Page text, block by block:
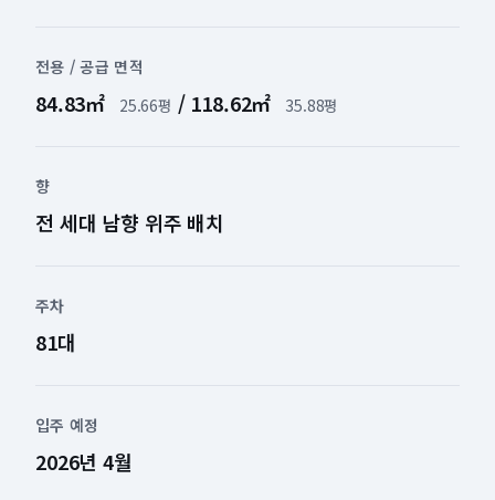
전용 / 공급 면적
84.83㎡ 25.66평 / 118.62㎡ 35.88평
향
전 세대 남향 위주 배치
주차
81대
입주 예정
2026년 4월